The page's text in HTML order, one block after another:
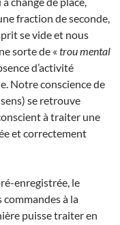
fraction de seconde,
se vide et nous
sorte de « trou mental
d’activité
Notre conscience de
se retrouve
à traiter une
et correctement
enregistrée, le
à la
puisse traiter en